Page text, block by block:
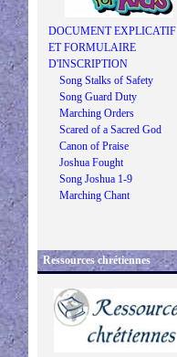
DOCUMENT EXPLICATIF
ET FORMULAIRE
D'INSCRIPTION
Song Stalks of Safety
Song Guard Duty
Marching Orders
Scared of a Sacred God
Canon of Praise
Joshua Fought
Song Joshua 1-9
Marching Chant
Ressources chrétiennes